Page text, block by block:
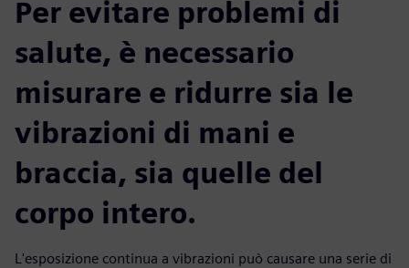
Per evitare problemi di
salute, è necessario
misurare e ridurre sia le
vibrazioni di mani e
braccia, sia quelle del
corpo intero.
L'esposizione continua a vibrazioni può causare una serie di